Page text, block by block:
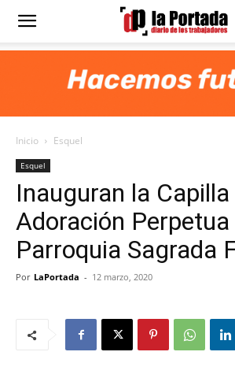
Diario
Portada
Inicio Esquel
Esquel
Inauguran la Capilla
Adoración Perpetua
Parroquia Sagrada
Por LaPortada - 12 marzo, 2020